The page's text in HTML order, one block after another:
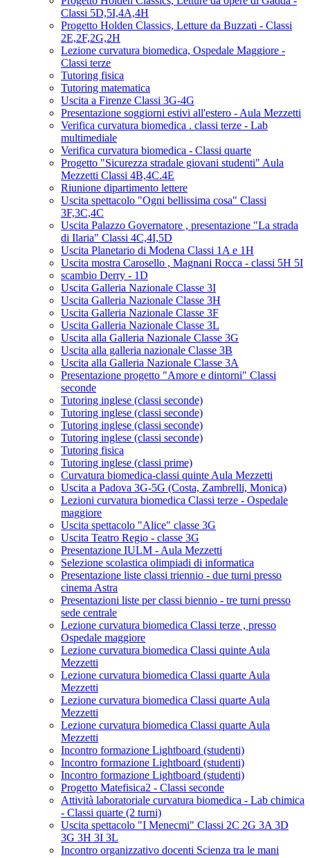
Classi 5D,5I,4A,4H
Progetto Holden Classics, Letture da Buzzati - Classi
2E,2F,2G,2H
Lezione curvatura biomedica, Ospedale Maggiore -
Classi terze
Tutoring fisica
Tutoring matematica
Uscita a Firenze Classi 3G-4G
Presentazione soggiorni estivi all'estero - Aula Mezzetti
Verifica curvatura biomedica . classi terze - Lab
multimediale
Verifica curvatura biomedica - Classi quarte
Progetto "Sicurezza stradale giovani studenti" Aula
Mezzetti Classi 4B,4C.4E
Riunione dipartimento lettere
Uscita spettacolo "Ogni bellissima cosa" Classi
3F,3C,4C
Uscita Palazzo Governatore , presentazione "La strada
di Ilaria" Classi 4C,4I,5D
Uscita Planetario di Modena Classi 1A e 1H
Uscita mostra Carosello , Magnani Rocca - classi 5H 5I
scambio Derry - 1D
Uscita Galleria Nazionale Classe 3I
Uscita Galleria Nazionale Classe 3H
Uscita Galleria Nazionale Classe 3F
Uscita Galleria Nazionale Classe 3L
Uscita alla Galleria Nazionale Classe 3G
Uscita alla galleria nazionale Classe 3B
Uscita alla Galleria Nazionale Classe 3A
Presentazione progetto "Amore e dintorni" Classi
seconde
Tutoring inglese (classi seconde)
Tutoring inglese (classi seconde)
Tutoring inglese (classi seconde)
Tutoring inglese (classi seconde)
Tutoring fisica
Tutoring inglese (classi prime)
Curvatura biomedica-classi quinte Aula Mezzetti
Uscita a Padova 3G-5G (Costa, Zambrelli, Monica)
Lezioni curvatura biomedica Classi terze - Ospedale
maggiore
Uscita spettacolo "Alice" classe 3G
Uscita Teatro Regio - classe 3G
Presentazione IULM - Aula Mezzetti
Selezione scolastica olimpiadi di informatica
Presentazione liste classi triennio - due turni presso
cinema Astra
Presentazioni liste per classi biennio - tre turni presso
sede centrale
Lezione curvatura biomedica Classi terze , presso
Ospedale maggiore
Lezione curvatura biomedica Classi quinte Aula
Mezzetti
Lezione curvatura biomedica Classi quarte Aula
Mezzetti
Lezione curvatura biomedica Classi quarte Aula
Mezzetti
Lezione curvatura biomedica Classi quarte Aula
Mezzetti
Incontro formazione Lightboard (studenti)
Incontro formazione Lightboard (studenti)
Incontro formazione Lightboard (studenti)
Progetto Matefisica2 - Classi seconde
Attività laboratoriale curvatura biomedica - Lab chimica
- Classi quarte (2 turni)
Uscita spettacolo "I Menecmi" Classi 2C 2G 3A 3D
3G 3H 3I 3L
Incontro organizzativo docenti Scienza tra le mani